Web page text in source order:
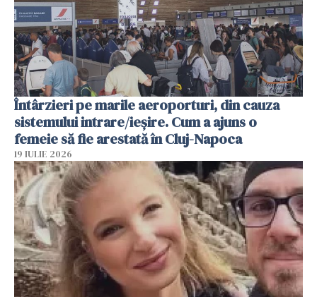
Întârzieri pe marile aeroporturi, din cauza
sistemului intrare/ieșire. Cum a ajuns o
femeie să fie arestată în Cluj-Napoca
19 IULIE 2026